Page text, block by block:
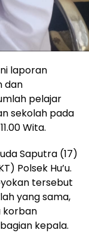
laporan
dan
pelajar
sekolah pada
Wita.
Saputra (17)
Polsek Hu’u.
tersebut
yang sama,
korban
kepala.